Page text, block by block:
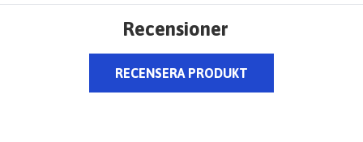
Recensioner
RECENSERA PRODUKT